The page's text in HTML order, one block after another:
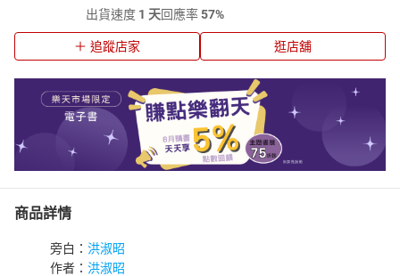
出貨速度 1 天回應率57%
追蹤店家 逛店舖
商品詳情
旁白： 洪淑昭
作者： 洪淑昭